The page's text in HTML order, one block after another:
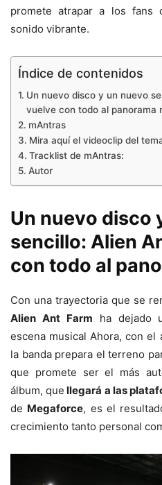
promete atrapar a los fans
sonido vibrante.
Índice de contenidos
Un nuevo disco y un nuevo
vuelve con todo al panorama
mAntras
Mira aquí el videoclip del
Tracklist de mAntras:
Autor
Un nuevo disco
sencillo: Alien
con todo al
Con una trayectoria que se
Alien Ant Farm ha dejado
escena musical Ahora, con el
la banda prepara el terreno
que promete ser el más
álbum, que llegará a las
de Megaforce, es el
crecimiento tanto personal